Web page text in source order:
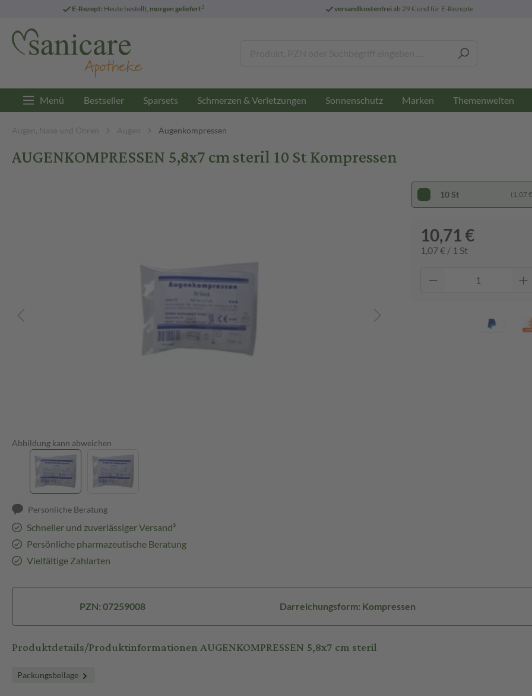
E-Rezept: Heute bestellt, morgen geliefert3 versandkostenfreiab 29 € und für E-Rezepte
Menü Bestseller Sparsets Schmerzen & Verletzungen Sonnenschutz Marken Themenwelten
Augen, Nase und Ohren Augen Augenkompressen
AUGENKOMPRESSEN 5,8x7 cm steril 10 St Kompressen
Abbildung kann abweichen
Persönliche Beratung
Schneller und zuverlässiger Versand³
Persönliche pharmazeutische Beratung
Vielfältige Zahlarten
10 St (1,07
10,71 €
1,07 € / 1 St
PZN: 07259008 Darreichungsform: Kompressen
Produktdetails/Produktinformationen AUGENKOMPRESSEN 5,8x7 cm steril
Packungsbeilage